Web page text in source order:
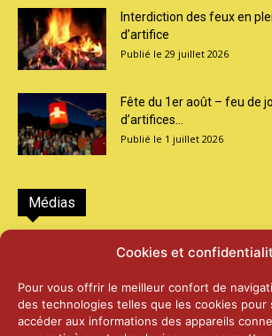
Cookies et
Pour vous offrir le meilleur confort de
des technologies telles que les cookies pour
accéder aux informations des appareils
Interdiction des feux en
d’artifice
29 juillet 2026
Fête du 1er août – feu de
d’artifices...
1 juillet 2026
Médias
2026 – Laiterie d’Orsières
25 juin 2026